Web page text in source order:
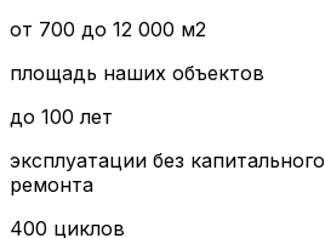
от 700 до 12 000 м2
площадь наших объектов
до 100 лет
эксплуатации без капитального
ремонта
400 циклов